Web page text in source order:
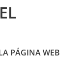
PÁGINA WEB